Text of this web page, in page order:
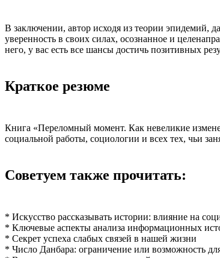
В заключении, автор исходя из теории эпидемий,
уверенность в своих силах, осознанное и
него, у вас есть все шансы достичь позитивных
Краткое резюме
Книга «Переломный момент. Как невеликие
социальной работы, социологии и всех тех, чьи
Советуем также прочитать:
* Искусство рассказывать истории: влияние на
* Ключевые аспекты анализа информационных
* Секрет успеха слабых связей в нашей жизни
* Число Данбара: ограничение или возможность